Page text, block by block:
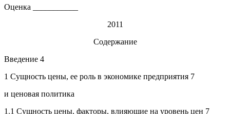
Оценка ___________
2011
Содержание
Введение 4
1 Сущность цены, ее роль в экономике предприятия 7
и ценовая политика
1.1 Сущность цены, факторы, влияющие на уровень цен 7